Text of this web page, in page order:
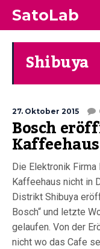
SatoLab
Shibuya
27. Oktober 2015
Bosch
Die Elektronik
Kaffeehaus nicht in
Distrikt Shibuya
Bosch“ und letzte
gelaufen. Von der
nicht wo das Cafe